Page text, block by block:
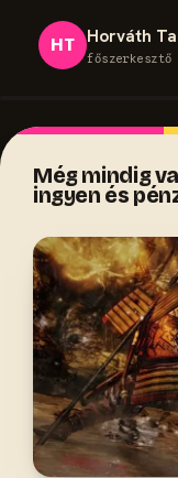
HT Horváth
főszerkesztő
Még mindig
ingyen és